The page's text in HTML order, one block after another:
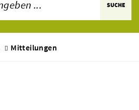
SUCHE
Mitteilungen